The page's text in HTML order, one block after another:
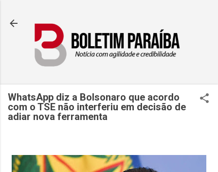
WhatsApp diz a Bolsonaro que acordo
com o TSE não interferiu em decisão de
adiar nova ferramenta